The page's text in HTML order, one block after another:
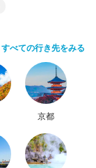
すべての行き先をみる
京都